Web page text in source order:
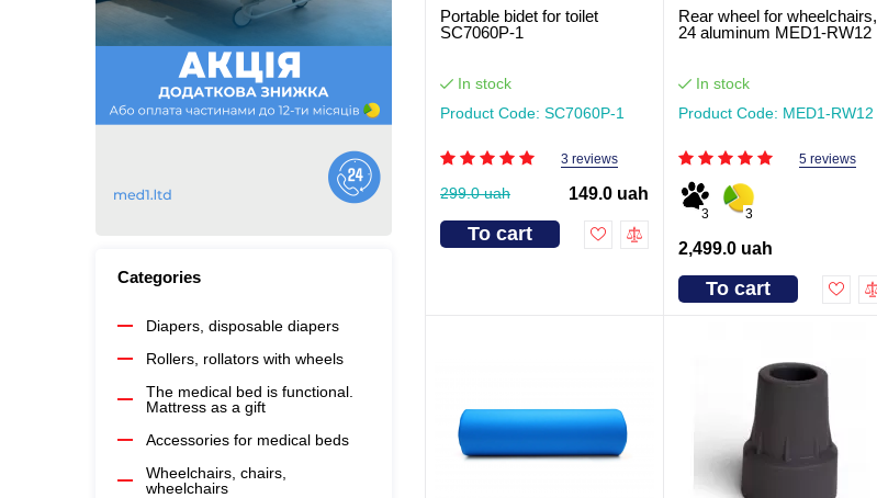
Categories
Diapers, disposable diapers
Rollers, rollators with wheels
The medical bed is functional.
Mattress as a gift
Accessories for medical beds
Wheelchairs, chairs,
wheelchairs
Portable bidet for toilet
SC7060P-1
In stock
Product Code: SC7060P-1
3 reviews
299.0 uah 149.0 uah
To cart
Rear wheel for wheelchairs,
24 aluminum MED1-RW12
In stock
Product Code: MED1-RW12
5 reviews
3 3
2,499.0 uah
To cart